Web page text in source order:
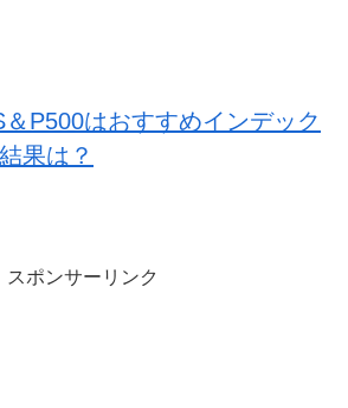
P500はおすすめインデック
果は？
スポンサーリンク